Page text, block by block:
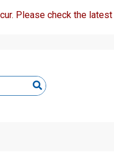
Please check the